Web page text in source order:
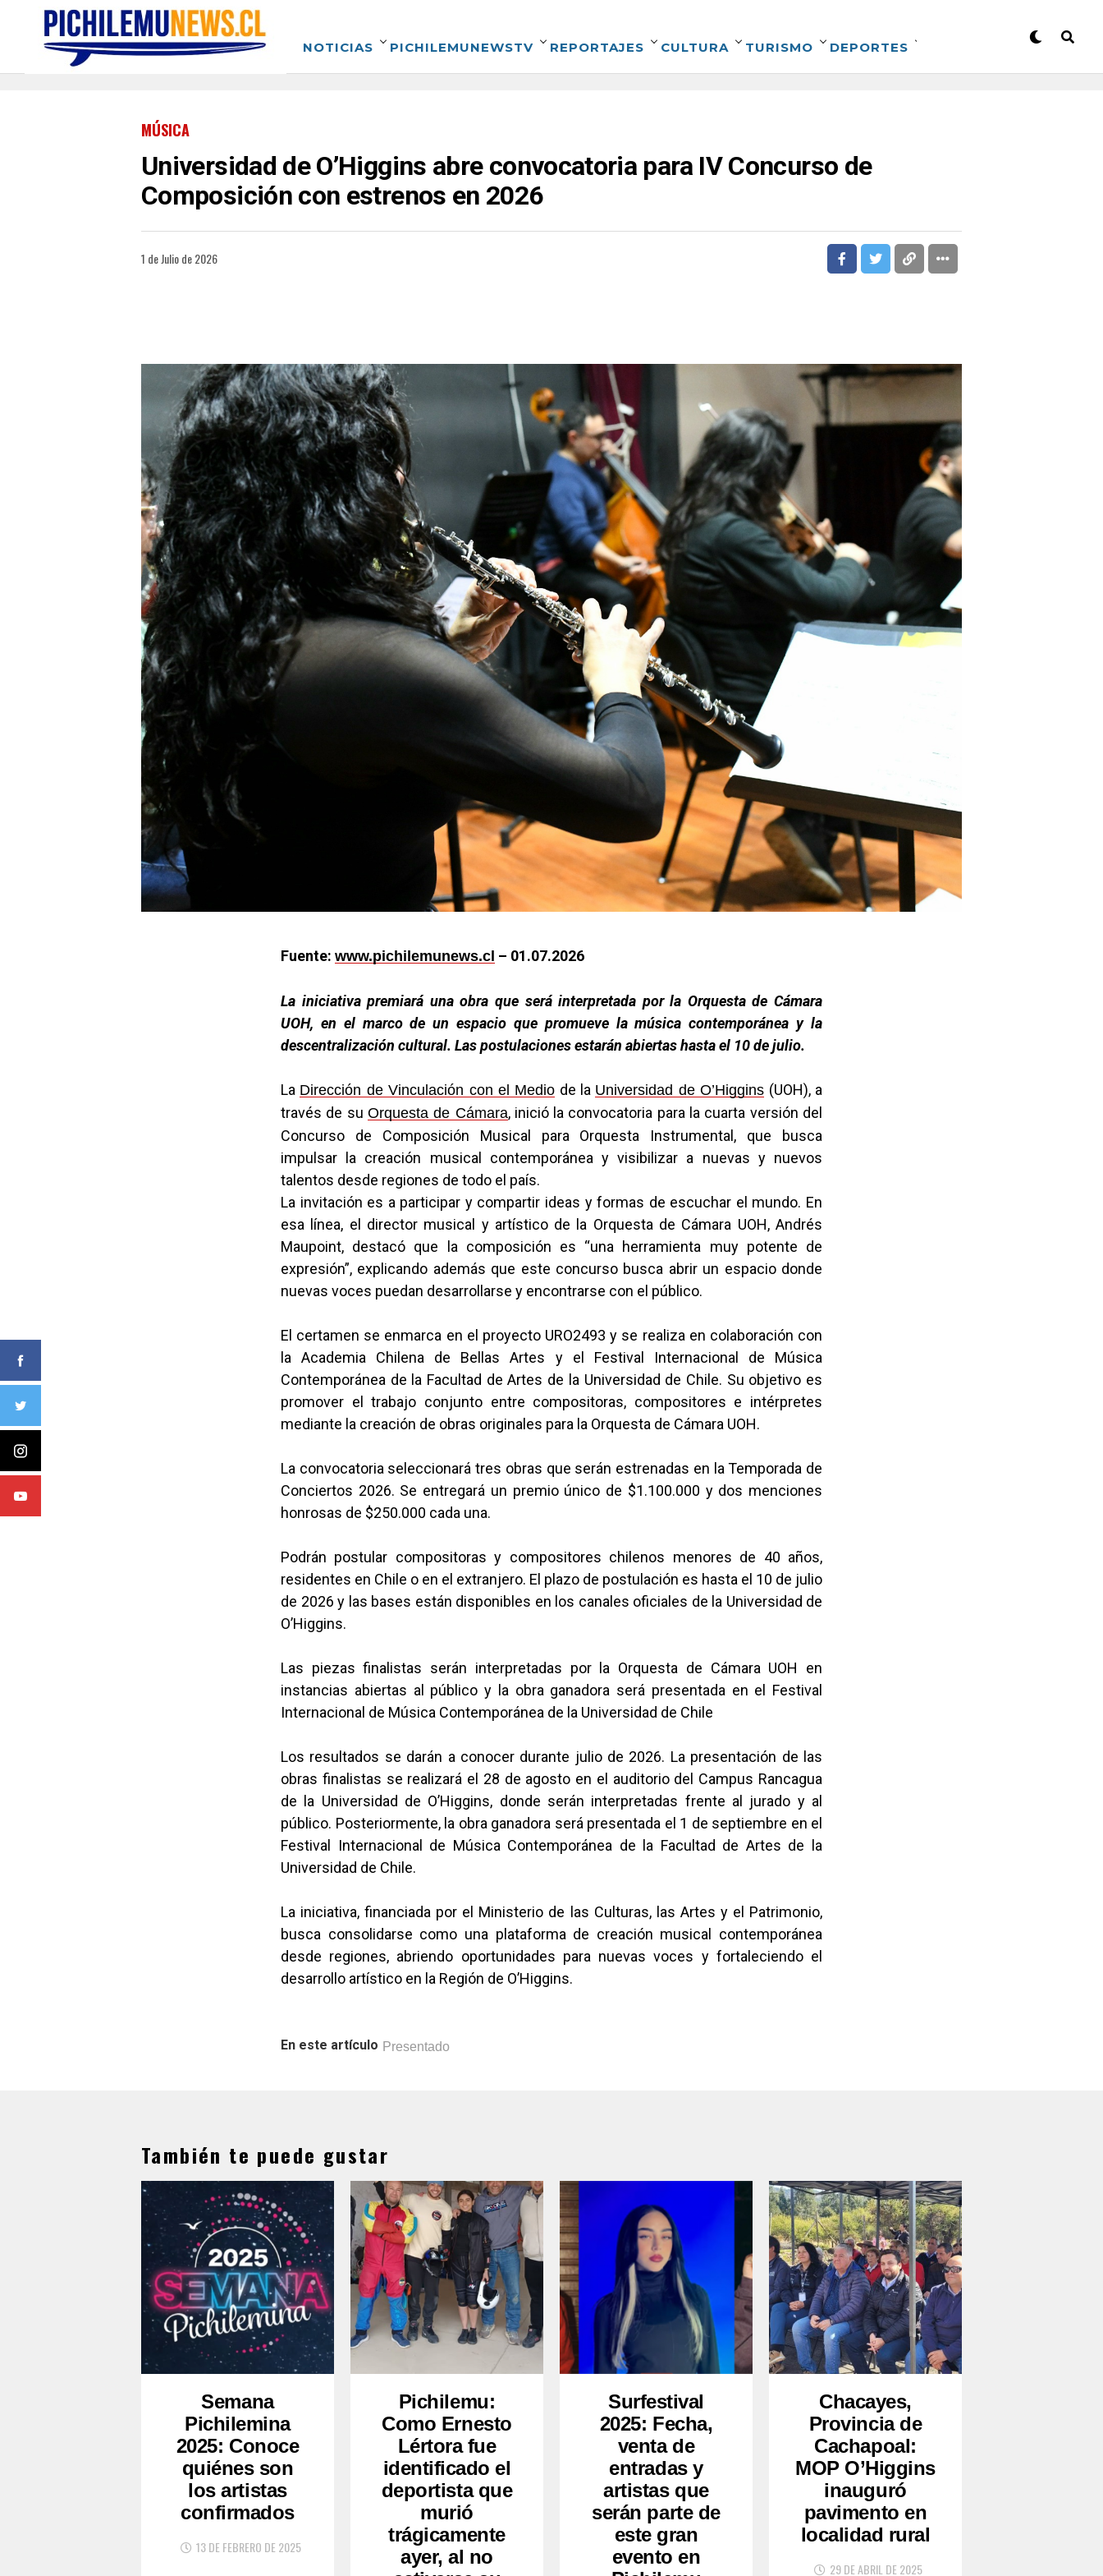
NOTICIAS PICHILEMUNEWSTV REPORTAJES CULTURA TURISMO DEPORTES
MÚSICA
Universidad de O’Higgins abre convocatoria para IV Concurso de
Composición con estrenos en 2026
1 de Julio de 2026
Fuente: www.pichilemunews.cl – 01.07.2026
La iniciativa premiará una obra que será interpretada por la Orquesta de Cámara
UOH, en el marco de un espacio que promueve la música contemporánea y la
descentralización cultural. Las postulaciones estarán abiertas hasta el 10 de julio.
La Dirección de Vinculación con el Medio de la Universidad de O’Higgins (UOH), a
través de su Orquesta de Cámara, inició la convocatoria para la cuarta versión del
Concurso de Composición Musical para Orquesta Instrumental, que busca
impulsar la creación musical contemporánea y visibilizar a nuevas y nuevos
talentos desde regiones de todo el país.
La invitación es a participar y compartir ideas y formas de escuchar el mundo. En
esa línea, el director musical y artístico de la Orquesta de Cámara UOH, Andrés
Maupoint, destacó que la composición es “una herramienta muy potente de
expresión”, explicando además que este concurso busca abrir un espacio donde
nuevas voces puedan desarrollarse y encontrarse con el público.
El certamen se enmarca en el proyecto URO2493 y se realiza en colaboración con
la Academia Chilena de Bellas Artes y el Festival Internacional de Música
Contemporánea de la Facultad de Artes de la Universidad de Chile. Su objetivo es
promover el trabajo conjunto entre compositoras, compositores e intérpretes
mediante la creación de obras originales para la Orquesta de Cámara UOH.
La convocatoria seleccionará tres obras que serán estrenadas en la Temporada de
Conciertos 2026. Se entregará un premio único de $1.100.000 y dos menciones
honrosas de $250.000 cada una.
Podrán postular compositoras y compositores chilenos menores de 40 años,
residentes en Chile o en el extranjero. El plazo de postulación es hasta el 10 de julio
de 2026 y las bases están disponibles en los canales oficiales de la Universidad de
O’Higgins.
Las piezas finalistas serán interpretadas por la Orquesta de Cámara UOH en
instancias abiertas al público y la obra ganadora será presentada en el Festival
Internacional de Música Contemporánea de la Universidad de Chile
Los resultados se darán a conocer durante julio de 2026. La presentación de las
obras finalistas se realizará el 28 de agosto en el auditorio del Campus Rancagua
de la Universidad de O’Higgins, donde serán interpretadas frente al jurado y al
público. Posteriormente, la obra ganadora será presentada el 1 de septiembre en el
Festival Internacional de Música Contemporánea de la Facultad de Artes de la
Universidad de Chile.
La iniciativa, financiada por el Ministerio de las Culturas, las Artes y el Patrimonio,
busca consolidarse como una plataforma de creación musical contemporánea
desde regiones, abriendo oportunidades para nuevas voces y fortaleciendo el
desarrollo artístico en la Región de O’Higgins.
En este artículo Presentado
También te puede gustar
Semana
Pichilemina
2025: Conoce
quiénes son
los artistas
confirmados
13 DE FEBRERO DE 2025
Pichilemu:
Como Ernesto
Lértora fue
identificado el
deportista que
murió
trágicamente
ayer, al no
Surfestival
2025: Fecha,
venta de
entradas y
artistas que
serán parte de
este gran
evento en
Chacayes,
Provincia de
Cachapoal:
MOP O’Higgins
inauguró
pavimento en
localidad rural
29 DE ABRIL DE 2025